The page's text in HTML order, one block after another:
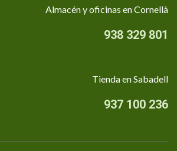
Almacén y oficinas en Cornellà
938 329 801
Tienda en Sabadell
937 100 236